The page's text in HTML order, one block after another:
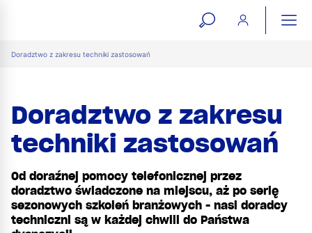
open
Doradztwo z zakresu techniki zastosowań
Doradztwo z zakresu
techniki zastosowań
Od doraźnej pomocy telefonicznej przez
doradztwo świadczone na miejscu, aż po serię
sezonowych szkoleń branżowych - nasi doradcy
techniczni są w każdej chwili do Państwa